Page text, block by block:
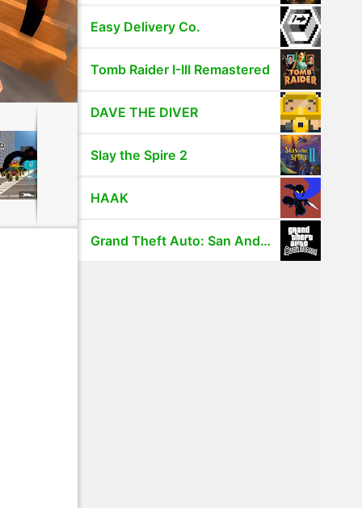
Easy Delivery Co.
Tomb Raider I-III Remastered
DAVE THE DIVER
Slay the Spire 2
HAAK
Grand Theft Auto: San Andreas